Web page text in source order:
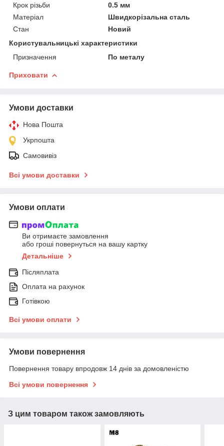
Крок різьби
0.5 мм
Матеріал
Швидкорізальна сталь
Стан
Новий
Користувальницькі характеристики
Призначення
По металу
Приховати
Умови доставки
Нова Пошта
Укрпошта
Самовивіз
Всі умови доставки
Умови оплати
Ви отримаєте замовлення
або гроші повернуться на вашу картку
Детальніше
Післяплата
Оплата на рахунок
Готівкою
Всі умови оплати
Умови повернення
Повернення товару впродовж 14 днів за домовленістю
Всі умови повернення
З цим товаром також замовляють